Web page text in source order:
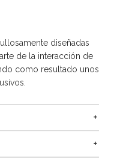
diseñadas
de la interacción de
como resultado unos